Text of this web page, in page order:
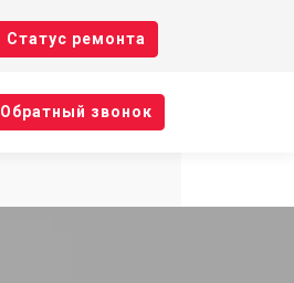
Cтатус ремонта
Oбратный звонок